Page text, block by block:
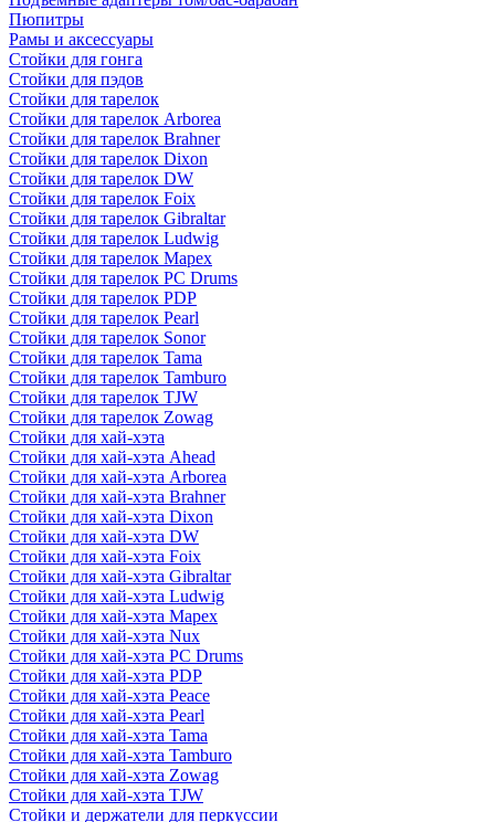
Пюпитры
Рамы и аксессуары
Стойки для гонга
Стойки для пэдов
Стойки для тарелок
Стойки для тарелок Arborea
Стойки для тарелок Brahner
Стойки для тарелок Dixon
Стойки для тарелок DW
Стойки для тарелок Foix
Стойки для тарелок Gibraltar
Стойки для тарелок Ludwig
Стойки для тарелок Mapex
Стойки для тарелок PC Drums
Стойки для тарелок PDP
Стойки для тарелок Pearl
Стойки для тарелок Sonor
Стойки для тарелок Tama
Стойки для тарелок Tamburo
Стойки для тарелок TJW
Стойки для тарелок Zowag
Стойки для хай-хэта
Стойки для хай-хэта Ahead
Стойки для хай-хэта Arborea
Стойки для хай-хэта Brahner
Стойки для хай-хэта Dixon
Стойки для хай-хэта DW
Стойки для хай-хэта Foix
Стойки для хай-хэта Gibraltar
Стойки для хай-хэта Ludwig
Стойки для хай-хэта Mapex
Стойки для хай-хэта Nux
Стойки для хай-хэта PC Drums
Стойки для хай-хэта PDP
Стойки для хай-хэта Peace
Стойки для хай-хэта Pearl
Стойки для хай-хэта Tama
Стойки для хай-хэта Tamburo
Стойки для хай-хэта Zowag
Стойки для хай-хэта TJW
Стойки и держатели для перкуссии